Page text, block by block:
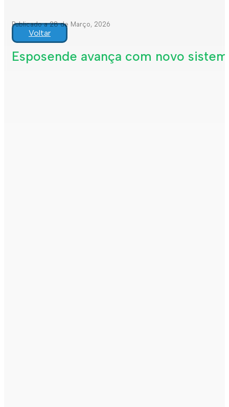
Publicado a 28 de Março, 2026
Voltar
Esposende avança com novo